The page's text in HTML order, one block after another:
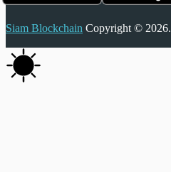
Siam Blockchain Copyright © 2026.